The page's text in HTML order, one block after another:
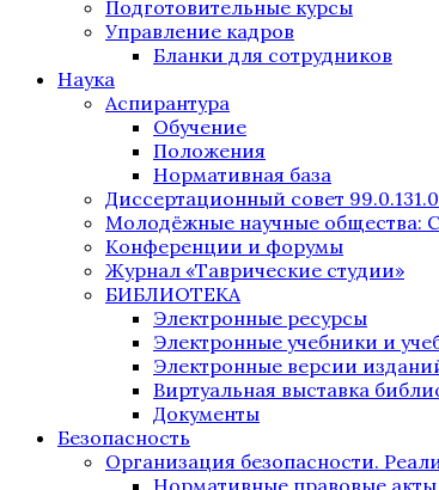
Подготовительные курсы
Управление кадров
Бланки для сотрудников
Наука
Аспирантура
Обучение
Положения
Нормативная база
Диссертационный совет
Молодёжные научные общества:
Конференции и форумы
Журнал «Таврические студии»
БИБЛИОТЕКА
Электронные ресурсы
Электронные учебники и
Электронные версии
Виртуальная выставка
Документы
Безопасность
Организация безопасности.
Нормативные правовые акты